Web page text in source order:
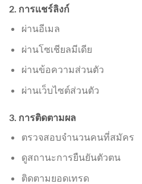
2. การแชร์ลิงก์
ผ่านอีเมล
ผ่านโซเชียลมีเดีย
ผ่านข้อความส่วนตัว
ผ่านเว็บไซต์ส่วนตัว
3. การติดตามผล
ตรวจสอบจำนวนคนที่สมัคร
ดูสถานะการยืนยันตัวตน
ติดตามยอดเทรด